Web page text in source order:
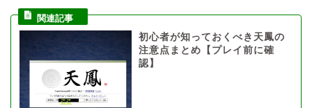
初心者が知っておくべき天鳳の
注意点まとめ【プレイ前に確
認】